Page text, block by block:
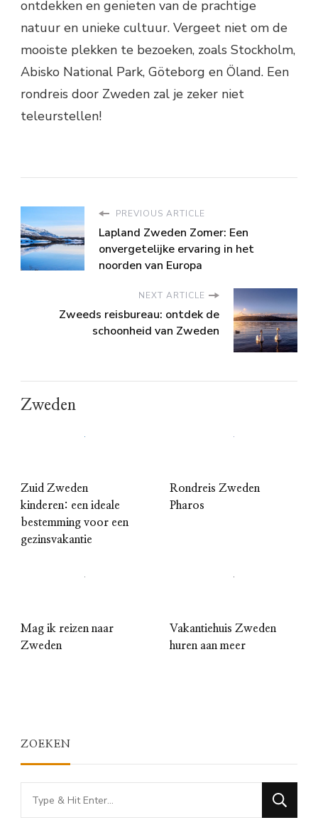
ontdekken en genieten van de prachtige
natuur en unieke cultuur. Vergeet niet om de
mooiste plekken te bezoeken, zoals Stockholm,
Abisko National Park, Göteborg en Öland. Een
rondreis door Zweden zal je zeker niet
teleurstellen!
PREVIOUS ARTICLE
Lapland Zweden Zomer: Een
onvergetelijke ervaring in het
noorden van Europa
NEXT ARTICLE
Zweeds reisbureau: ontdek de
schoonheid van Zweden
Zweden
Zuid Zweden
kinderen: een ideale
bestemming voor een
gezinsvakantie
Rondreis Zweden
Pharos
Mag ik reizen naar
Zweden
Vakantiehuis Zweden
huren aan meer
ZOEKEN
Looking
for